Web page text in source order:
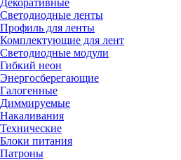
Декоративные
Светодиодные ленты
Профиль для ленты
Комплектующие для лент
Светодиодные модули
Гибкий неон
Энергосберегающие
Галогенные
Диммируемые
Накаливания
Технические
Блоки питания
Патроны